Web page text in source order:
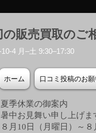
の販売買取のご
4 月–土 9:30–17:30
ホーム 口コミ投稿のお
夏季休業の御案内
暑中お見舞い申し上げま
８月10日（月曜日）～